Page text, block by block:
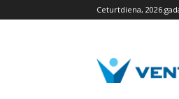
Ceturtdiena,